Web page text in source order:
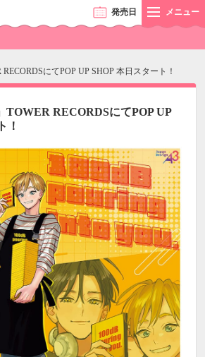
発売日 メニュー
RECORDSにてPOP UP SHOP 本日スタート！
TOWER RECORDSにてPOP UP
！